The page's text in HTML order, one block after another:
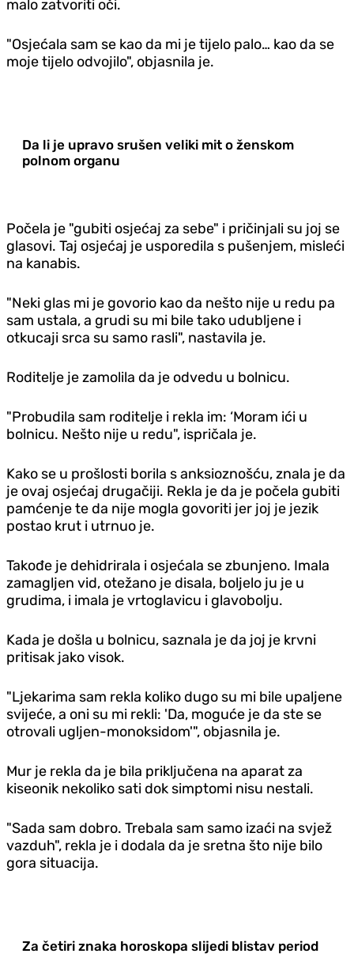
malo zatvoriti oči.
"Osjećala sam se kao da mi je tijelo palo… kao da se
moje tijelo odvojilo", objasnila je.
Da li je upravo srušen veliki mit o ženskom
polnom organu
Počela je "gubiti osjećaj za sebe" i pričinjali su joj se
glasovi. Taj osjećaj je usporedila s pušenjem, misleći
na kanabis.
"Neki glas mi je govorio kao da nešto nije u redu pa
sam ustala, a grudi su mi bile tako udubljene i
otkucaji srca su samo rasli", nastavila je.
Roditelje je zamolila da je odvedu u bolnicu.
"Probudila sam roditelje i rekla im: ‘Moram ići u
bolnicu. Nešto nije u redu", ispričala je.
Kako se u prošlosti borila s anksioznošću, znala je da
je ovaj osjećaj drugačiji. Rekla je da je počela gubiti
pamćenje te da nije mogla govoriti jer joj je jezik
postao krut i utrnuo je.
Takođe je dehidrirala i osjećala se zbunjeno. Imala
zamagljen vid, otežano je disala, boljelo ju je u
grudima, i imala je vrtoglavicu i glavobolju.
Kada je došla u bolnicu, saznala je da joj je krvni
pritisak jako visok.
"Ljekarima sam rekla koliko dugo su mi bile upaljene
svijeće, a oni su mi rekli: 'Da, moguće je da ste se
otrovali ugljen-monoksidom'", objasnila je.
Mur je rekla da je bila priključena na aparat za
kiseonik nekoliko sati dok simptomi nisu nestali.
"Sada sam dobro. Trebala sam samo izaći na svjež
vazduh", rekla je i dodala da je sretna što nije bilo
gora situacija.
Za četiri znaka horoskopa slijedi blistav period